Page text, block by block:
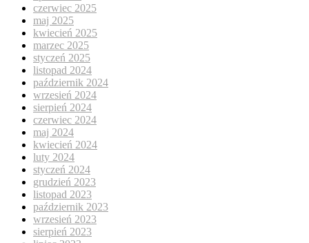
czerwiec 2025
maj 2025
kwiecień 2025
marzec 2025
styczeń 2025
listopad 2024
październik 2024
wrzesień 2024
sierpień 2024
czerwiec 2024
maj 2024
kwiecień 2024
luty 2024
styczeń 2024
grudzień 2023
listopad 2023
październik 2023
wrzesień 2023
sierpień 2023